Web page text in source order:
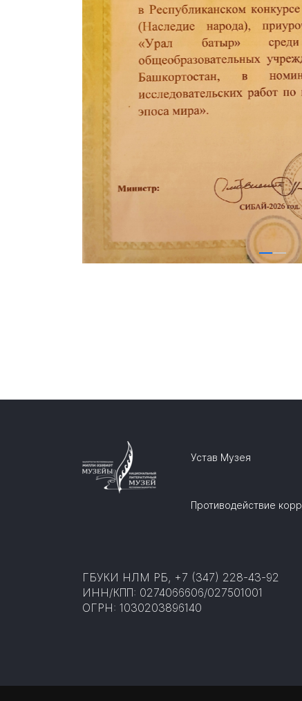
Устав Музея
Противодействие
ГБУКИ НЛМ РБ, +7 (347) 228-43-92
ИНН/КПП: 0274066606/027501001
ОГРН: 1030203896140